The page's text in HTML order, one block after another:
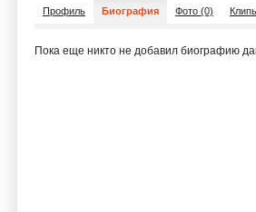
Профиль Биография Фото (0)
Пока еще никто не добавил биографию